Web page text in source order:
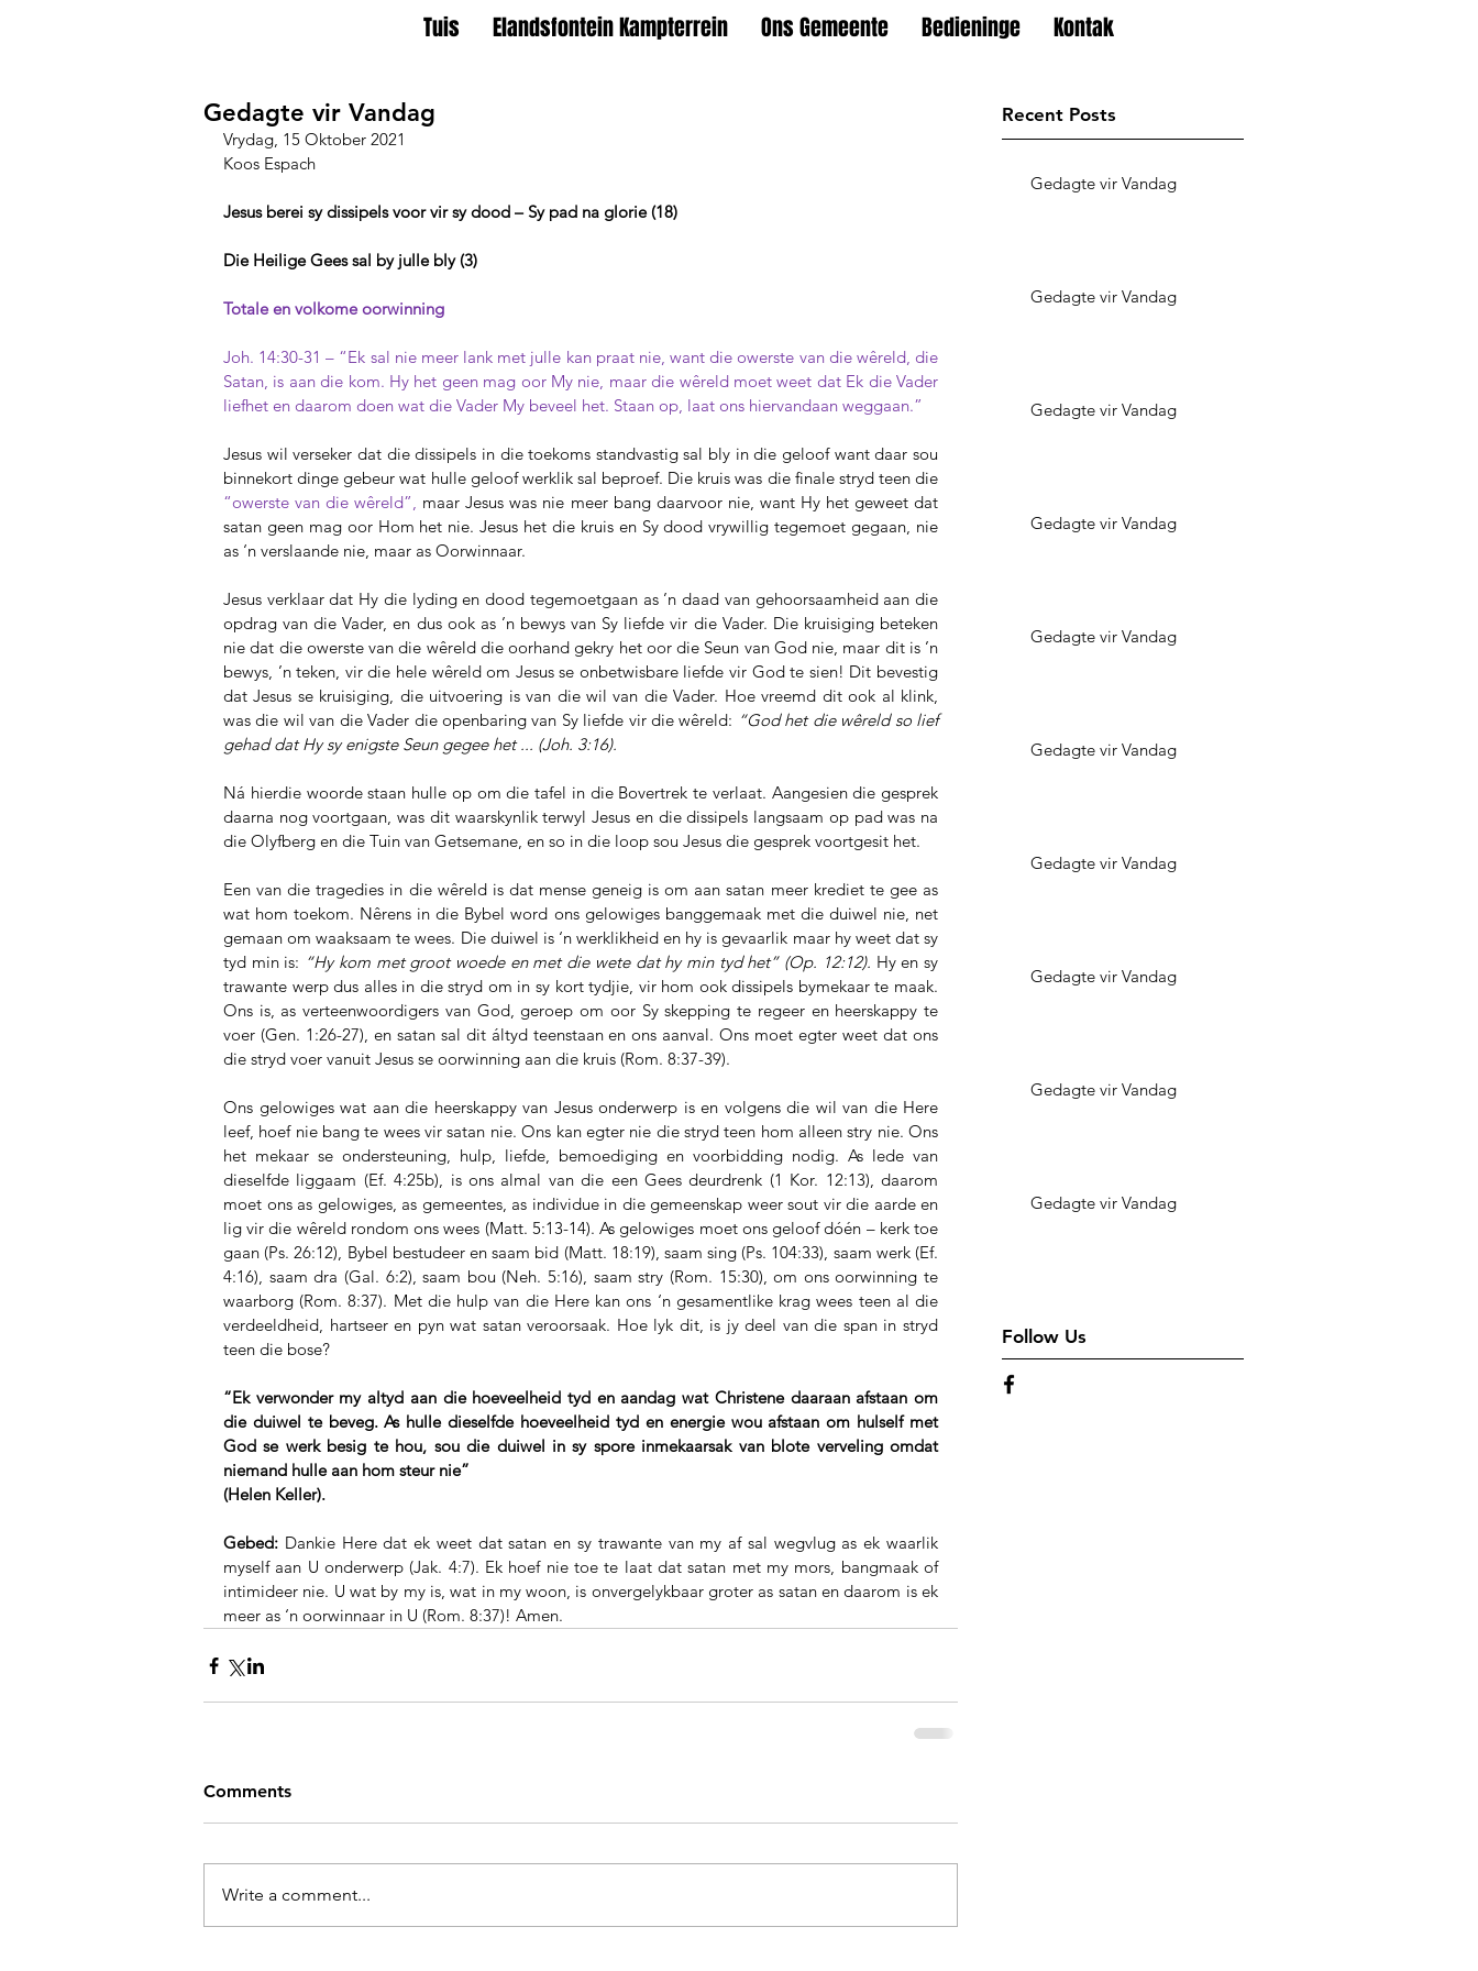
Tuis Elandsfontein Kampterrein Ons Gemeente Bedieninge Kontak
Gedagte vir Vandag
Vrydag, 15 Oktober 2021
Koos Espach
Jesus berei sy dissipels voor vir sy dood – Sy pad na glorie (18)
Die Heilige Gees sal by julle bly (3)
Totale en volkome oorwinning
Joh. 14:30-31 – “Ek sal nie meer lank met julle kan praat nie, want die owerste van die wêreld, die
Satan, is aan die kom. Hy het geen mag oor My nie, maar die wêreld moet weet dat Ek die Vader
liefhet en daarom doen wat die Vader My beveel het. Staan op, laat ons hiervandaan weggaan.”
Jesus wil verseker dat die dissipels in die toekoms standvastig sal bly in die geloof want daar sou
“owerste van die wêreld”, maar Jesus was nie meer bang daarvoor nie, want Hy het geweet dat
satan geen mag oor Hom het nie. Jesus het die kruis en Sy dood vrywillig tegemoet gegaan, nie
as ‘n verslaande nie, maar as Oorwinnaar.
Jesus verklaar dat Hy die lyding en dood tegemoetgaan as ’n daad van gehoorsaamheid aan die
opdrag van die Vader, en dus ook as ’n bewys van Sy liefde vir die Vader. Die kruisiging beteken
nie dat die owerste van die wêreld die oorhand gekry het oor die Seun van God nie, maar dit is ’n
bewys, ’n teken, vir die hele wêreld om Jesus se onbetwisbare liefde vir God te sien! Dit bevestig
dat Jesus se kruisiging, die uitvoering is van die wil van die Vader. Hoe vreemd dit ook al klink,
was die wil van die Vader die openbaring van Sy liefde vir die wêreld: “God het die wêreld so lief
gehad dat Hy sy enigste Seun gegee het ... (Joh. 3:16).
Ná hierdie woorde staan hulle op om die tafel in die Bovertrek te verlaat. Aangesien die gesprek
daarna nog voortgaan, was dit waarskynlik terwyl Jesus en die dissipels langsaam op pad was na
die Olyfberg en die Tuin van Getsemane, en so in die loop sou Jesus die gesprek voortgesit het.
Een van die tragedies in die wêreld is dat mense geneig is om aan satan meer krediet te gee as
wat hom toekom. Nêrens in die Bybel word ons gelowiges banggemaak met die duiwel nie, net
gemaan om waaksaam te wees. Die duiwel is ‘n werklikheid en hy is gevaarlik maar hy weet dat sy
tyd min is: “Hy kom met groot woede en met die wete dat hy min tyd het” (Op. 12:12). Hy en sy
trawante werp dus alles in die stryd om in sy kort tydjie, vir hom ook dissipels bymekaar te maak.
Ons is, as verteenwoordigers van God, geroep om oor Sy skepping te regeer en heerskappy te
voer (Gen. 1:26-27), en satan sal dit áltyd teenstaan en ons aanval. Ons moet egter weet dat ons
die stryd voer vanuit Jesus se oorwinning aan die kruis (Rom. 8:37-39).
Ons gelowiges wat aan die heerskappy van Jesus onderwerp is en volgens die wil van die Here
leef, hoef nie bang te wees vir satan nie. Ons kan egter nie die stryd teen hom alleen stry nie. Ons
het mekaar se ondersteuning, hulp, liefde, bemoediging en voorbidding nodig. As lede van
dieselfde liggaam (Ef. 4:25b), is ons almal van die een Gees deurdrenk (1 Kor. 12:13), daarom
moet ons as gelowiges, as gemeentes, as individue in die gemeenskap weer sout vir die aarde en
lig vir die wêreld rondom ons wees (Matt. 5:13-14). As gelowiges moet ons geloof dóén – kerk toe
gaan (Ps. 26:12), Bybel bestudeer en saam bid (Matt. 18:19), saam sing (Ps. 104:33), saam werk (Ef.
4:16), saam dra (Gal. 6:2), saam bou (Neh. 5:16), saam stry (Rom. 15:30), om ons oorwinning te
waarborg (Rom. 8:37). Met die hulp van die Here kan ons ‘n gesamentlike krag wees teen al die
verdeeldheid, hartseer en pyn wat satan veroorsaak. Hoe lyk dit, is jy deel van die span in stryd
teen die bose?
“Ek verwonder my altyd aan die hoeveelheid tyd en aandag wat Christene daaraan afstaan om
die duiwel te beveg. As hulle dieselfde hoeveelheid tyd en energie wou afstaan om hulself met
God se werk besig te hou, sou die duiwel in sy spore inmekaarsak van blote verveling omdat
niemand hulle aan hom steur nie”
(Helen Keller).
Gebed: Dankie Here dat ek weet dat satan en sy trawante van my af sal wegvlug as ek waarlik
myself aan U onderwerp (Jak. 4:7). Ek hoef nie toe te laat dat satan met my mors, bangmaak of
intimideer nie. U wat by my is, wat in my woon, is onvergelykbaar groter as satan en daarom is ek
meer as ‘n oorwinnaar in U (Rom. 8:37)! Amen.
Comments
Write a comment...
Recent Posts
Gedagte vir Vandag
Gedagte vir Vandag
Gedagte vir Vandag
Gedagte vir Vandag
Gedagte vir Vandag
Gedagte vir Vandag
Gedagte vir Vandag
Gedagte vir Vandag
Gedagte vir Vandag
Gedagte vir Vandag
Follow Us